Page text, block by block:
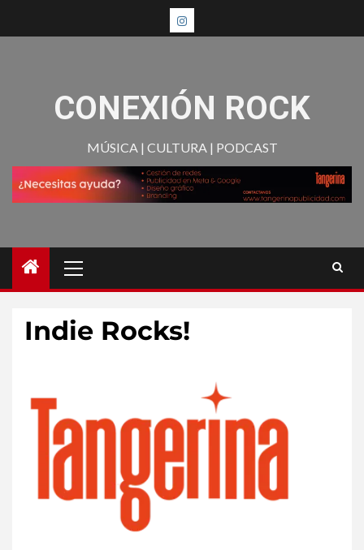
CONEXIÓN ROCK
MÚSICA | CULTURA | PODCAST
Indie Rocks!